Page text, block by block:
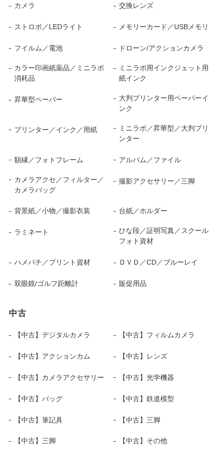
カメラ 交換レンズ
ストロボ／LEDライト メモリーカード／USBメモリ
フイルム／電池 ドローン/アクションカメラ
カラー印画紙薬品／ミニラボ
消耗品
ミニラボ用インクジェット用
紙インク
昇華型ペーパー
大判プリンター用ペーパーイ
ンク
プリンター／インク／用紙
ミニラボ／昇華型／大判プリ
ンター
額縁／フォトフレーム アルバム／ファイル
カメラアクセ／フィルター／
カメラバッグ
撮影アクセサリー／三脚
背景紙／小物／撮影衣装 台紙／ホルダー
ラミネート
ひな段／証明写真／スクール
フォト資材
ハメパチ／プリント資材 ＤＶＤ／CD／ブルーレイ
双眼鏡/ゴルフ距離計 販促用品
中古
【中古】デジタルカメラ 【中古】フィルムカメラ
【中古】アクションカム 【中古】レンズ
【中古】カメラアクセサリー 【中古】光学機器
【中古】バッグ 【中古】鉄道模型
【中古】筆記具 【中古】三脚
【中古】三脚 【中古】その他